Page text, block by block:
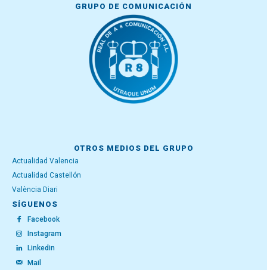
GRUPO DE COMUNICACIÓN
OTROS MEDIOS DEL GRUPO
Actualidad Valencia
Actualidad Castellón
València Diari
SÍGUENOS
Facebook
Instagram
Linkedin
Mail